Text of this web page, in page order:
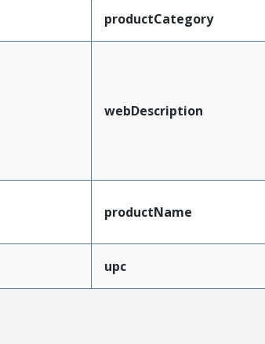
productCategory
webDescription
productName
upc